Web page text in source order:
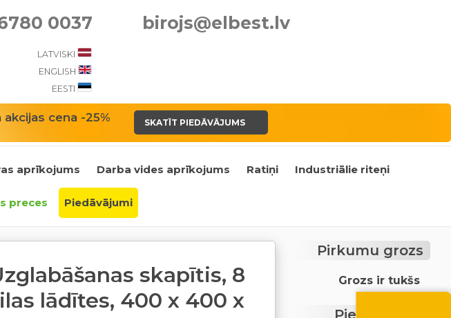
Vasara nāk ar
0037 birojs@elbest.lv
LATVISKI
ENGLISH
EESTI
cena -25% SKATĪT PIEDĀVĀJUMS
aprīkojums Darba vides aprīkojums Ratiņi Industriālie riteņi
preces Piedāvājumi
skapītis, 8
lādītes, 400 x 400 x
Pirkumu grozs
Grozs ir tukšs
Piedāvājumi